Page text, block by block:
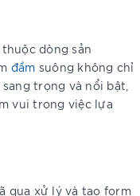
dòng sản
đầm suông không chỉ
trọng và nổi bật,
vui trong việc lựa
qua xử lý và tạo form